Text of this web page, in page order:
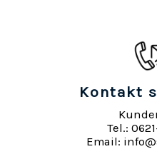
Kontakt
Tel.:
Email: